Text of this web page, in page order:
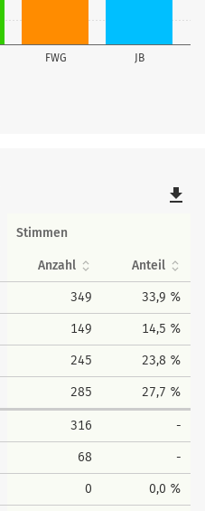
FWG JB
file_download
Stimmen
Anzahl Anteil
349 33,9 %
149 14,5 %
245 23,8 %
285 27,7 %
316 -
68 -
0 0,0 %